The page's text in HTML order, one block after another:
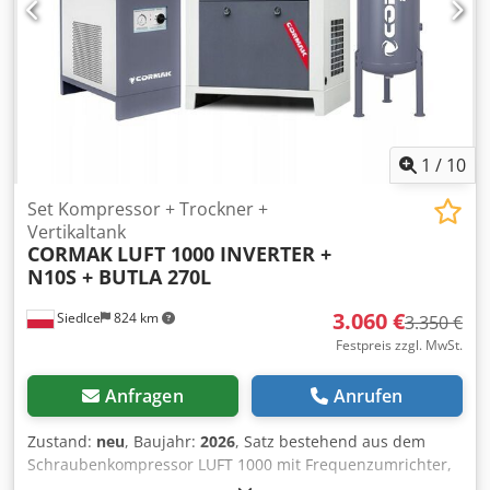
1 / 10
Siedlce 824 km
Set Kompressor + Trockner +
Vertikaltank
CORMAK LUFT 1000 INVERTER +
N10S + BUTLA 270L
3.060 €3.350 €
Festpreis zzgl. MwSt.
Anfragen Anrufen
Zustand: neu, Baujahr: 2026, Satz bestehend aus dem
Schraubenkompressor LUFT 1000 mit Frequenzumrichter,